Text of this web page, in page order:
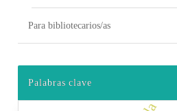
Para bibliotecarios/as
Palabras clave